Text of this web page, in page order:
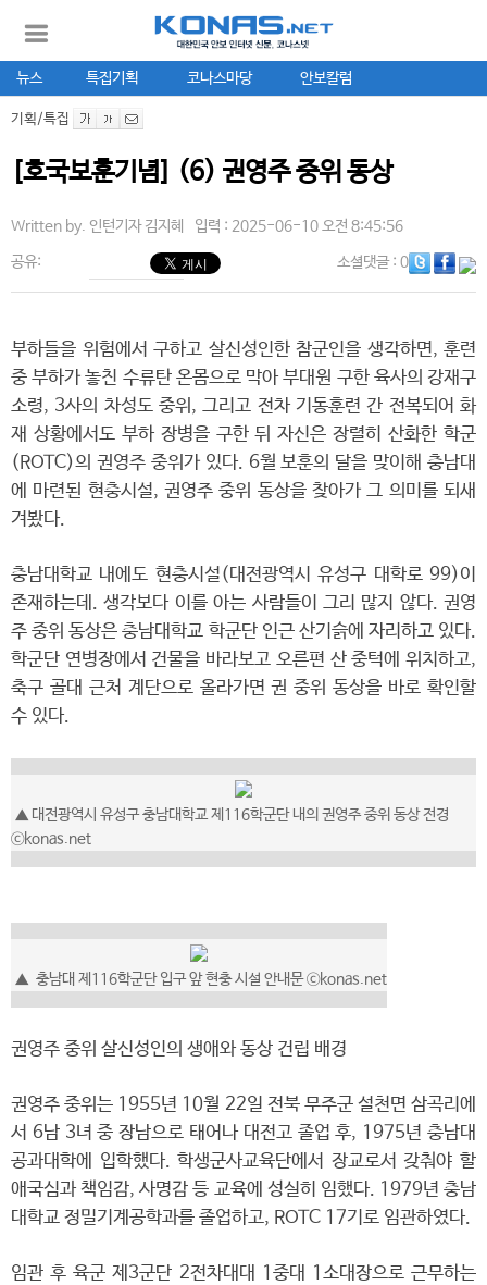
뉴스 특집기획 코나스마당 안보칼럼
기획/특집
[호국보훈기념] (6) 권영주 중위 동상
Written by. 인턴기자 김지혜 입력 : 2025-06-10 오전 8:45:56
공유: 소셜댓글: 0
부하들을 위험에서 구하고 살신성인한 참군인을 생각하면, 훈련
중 부하가 놓친 수류탄 온몸으로 막아 부대원 구한 육사의 강재구
소령, 3사의 차성도 중위, 그리고 전차 기동훈련 간 전복되어 화
재 상황에서도 부하 장병을 구한 뒤 자신은 장렬히 산화한 학군
(ROTC)의 권영주 중위가 있다. 6월 보훈의 달을 맞이해 충남대
에 마련된 현충시설, 권영주 중위 동상을 찾아가 그 의미를 되새
겨봤다.
충남대학교 내에도 현충시설(대전광역시 유성구 대학로 99)이
존재하는데. 생각보다 이를 아는 사람들이 그리 많지 않다. 권영
주 중위 동상은 충남대학교 학군단 인근 산기슭에 자리하고 있다.
​학군단 연병장에서 건물을 바라보고 오른편 산 중턱에 위치하고,
축구 골대 근처 계단으로 올라가면 권 중위 동상을 바로 확인할
수 있다.
▲ 대전광역시 유성구 충남대학교 제116학군단 내의 권영주 중위 동상 전경
ⓒkonas.net
▲ 충남대 제116학군단 입구 앞 현충 시설 안내문 ⓒkonas.net
권영주 중위 살신성인의 생애와 동상 건립 배경
권영주 중위는 1955년 10월 22일 전북 무주군 설천면 삼곡리에
서 6남 3녀 중 장남으로 태어나 대전고 졸업 후, 1975년 충남대
공과대학에 입학했다. 학생군사교육단에서 장교로서 갖춰야 할
애국심과 책임감, 사명감 등 교육에 성실히 임했다. 1979년 충남
대학교 정밀기계공학과를 졸업하고, ROTC 17기로 임관하였다.
임관 후 육군 제3군단 2전차대대 1중대 1소대장으로 근무하는